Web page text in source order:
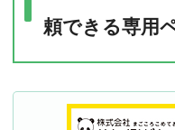
頼できる専用